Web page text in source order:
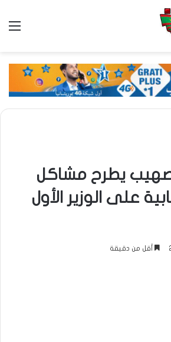
صهيب يطرح مشاكل
على الوزير الأول
أقل من دقيقة